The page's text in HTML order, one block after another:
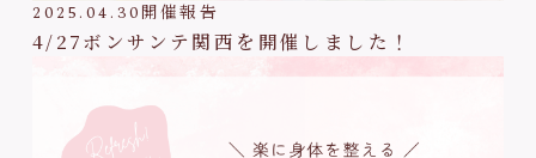
2025.04.30 開催報告
4/27ボンサンテ関西を開催しました！